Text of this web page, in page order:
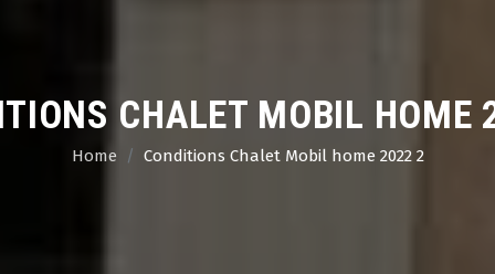
CHALET MOBIL HOME
Home Conditions Chalet Mobil home 2022 2